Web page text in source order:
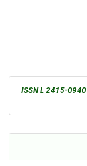
ISSN L 2415-0940